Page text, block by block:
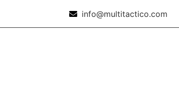
info@multitactico.com